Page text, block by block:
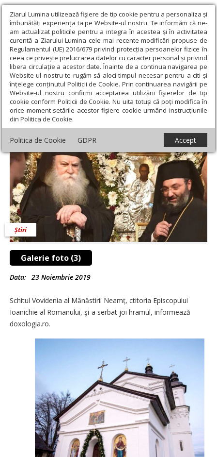
Ziarul Lumina utilizează fişiere de tip cookie pentru a personaliza și
îmbunătăți experiența ta pe Website-ul nostru. Te informăm că ne-
am actualizat politicile pentru a integra în acestea și în activitatea
curentă a Ziarului Lumina cele mai recente modificări propuse de
Regulamentul (UE) 2016/679 privind protecția persoanelor fizice în
ceea ce privește prelucrarea datelor cu caracter personal și privind
libera circulație a acestor date. Înainte de a continua navigarea pe
Website-ul nostru te rugăm să aloci timpul necesar pentru a citi și
înțelege conținutul Politicii de Cookie. Prin continuarea navigării pe
Website-ul nostru confirmi acceptarea utilizării fişierelor de tip
cookie conform Politicii de Cookie. Nu uita totuși că poți modifica în
orice moment setările acestor fişiere cookie urmând instrucțiunile
din Politica de Cookie.
Politica de Cookie GDPR Accept
Ziarul Lumina › Actualitate religioasă › Știri › Hramul Schitului
Vovidenia
Hramul Schitului Vovidenia
Galerie foto (3)
Știri
Data: 23 Noiembrie 2019
Schitul Vovidenia al Mănăstirii Neamț, ctitoria Episcopului
Ioanichie al Romanului, şi-a serbat joi hramul, informează
doxologia.ro.